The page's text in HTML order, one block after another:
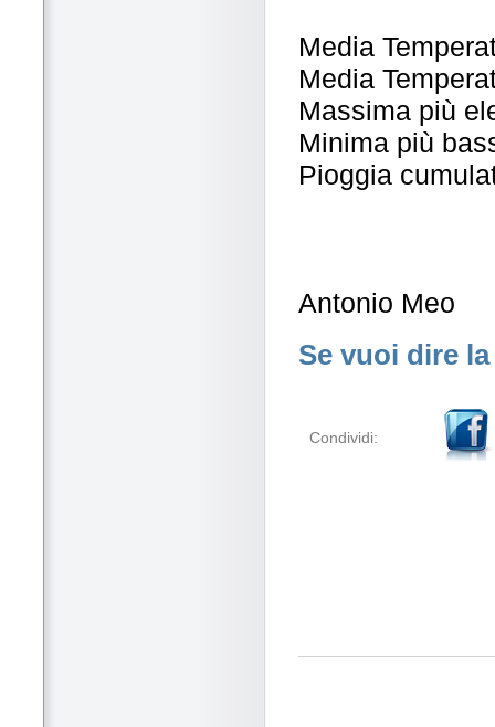
Media
Media
Massima più
Minima più
Pioggia
Antonio Meo
Se vuoi dire
Condividi: